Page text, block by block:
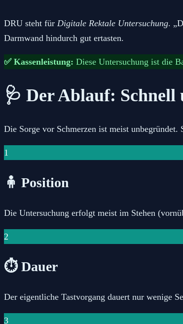
DRU steht für Digitale Rektale Untersuchung.
Darmwand hindurch gut ertasten.
✅ Kassenleistung: Diese Untersuchung ist die
🩺 Der Ablauf: Schnell
Die Sorge vor Schmerzen ist meist unbegründet.
1
🧍 Position
Die Untersuchung erfolgt meist im Stehen
2
⏱️ Dauer
Der eigentliche Tastvorgang dauert nur wenige
3